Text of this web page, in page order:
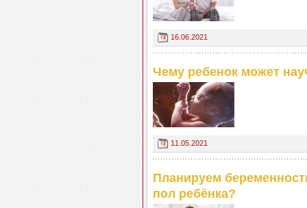
16.06.2021
Чему ребенок может
11.05.2021
Планируем
пол ребёнка?